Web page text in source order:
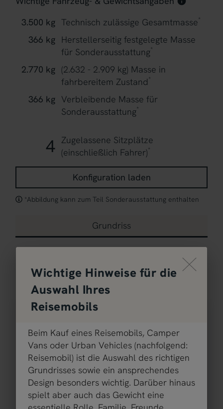
3.500 kg Technisch zulässige Gesamtmasse*
366 kg Herstellerseitig festgelegte Masse
für Sonderausstattung*
2.770 kg (2.632 - 2.909 kg) Masse in
fahrbereitem Zustand*
366 kg Verbleibende Masse für
Sonderausstattung*
4 Zugelassene Sitzplätze
(einschließlich Fahrer)*
Konfiguration laden
*Abbildung kann zum Teil Sonderausstattung enthalten
Grundriss
Modell auswählen
TS 70 S
59.499 € 2 - 4 Personen
Durch Scrolling wird der Button
Wichtige Hinweise für die
Auswahl Ihres
Reisemobils
Beim Kauf eines Reisemobils, Camper
Vans oder Urban Vehicles (nachfolgend:
Reisemobil) ist die Auswahl des richtigen
Grundrisses sowie ein ansprechendes
Design besonders wichtig. Darüber hinaus
spielt aber auch das Gewicht eine